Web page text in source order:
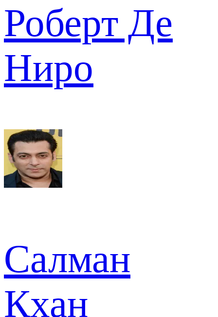
Роберт Де
Ниро
Салман
Кхан